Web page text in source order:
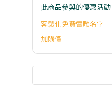
此商品參與的優惠活動
客製化免費雷雕名字
加購價